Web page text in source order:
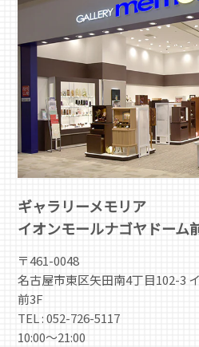
ギャラリーメモリア
イオンモールナゴヤドーム
〒461-0048
名古屋市東区矢田南4丁目102-3
前3F
TEL : 052-726-5117
10:00～21:00